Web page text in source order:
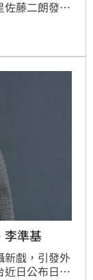
佐藤二朗發生
聲明，證實
李準基
新戲，引發外
近日公布日劇